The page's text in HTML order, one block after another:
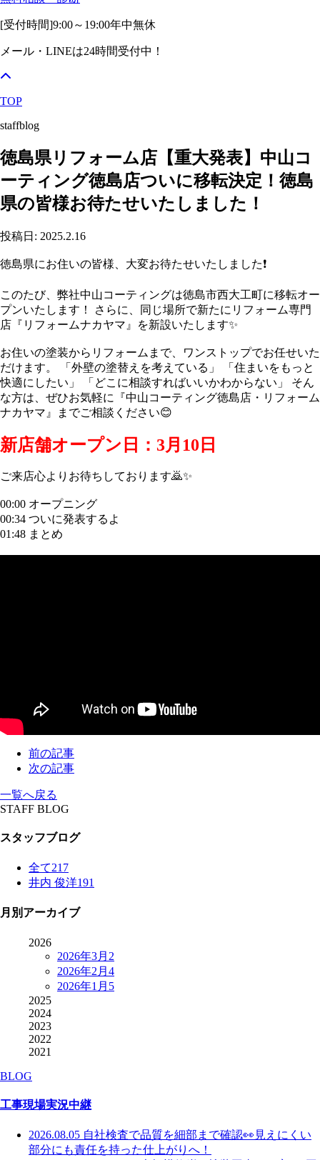
[受付時間]9:00～19:00年中無休
メール・LINEは24時間受付中！
TOP
staffblog
徳島県リフォーム店【重大発表】中山コ
ーティング徳島店ついに移転決定！徳島
県の皆様お待たせいたしました！
投稿日: 2025.2.16
徳島県にお住いの皆様、大変お待たせいたしました❗
このたび、弊社中山コーティングは徳島市西大工町に移転オー
プンいたします！ さらに、同じ場所で新たにリフォーム専門
店『リフォームナカヤマ』を新設いたします✨
お住いの塗装からリフォームまで、ワンストップでお任せいた
だけます。 「外壁の塗替えを考えている」 「住まいをもっと
快適にしたい」 「どこに相談すればいいかわからない」 そん
な方は、ぜひお気軽に『中山コーティング徳島店・リフォーム
ナカヤマ』までご相談ください😊
新店舗オープン日：3月10日
ご来店心よりお待ちしております🙇✨
00:00 オープニング
00:34 ついに発表するよ
01:48 まとめ
前の記事
次の記事
一覧へ戻る
STAFF BLOG
スタッフブログ
全て217
井内 俊洋191
月別アーカイブ
2026
2026年3月 2
2026年2月 4
2026年1月 5
2025
2024
2023
2022
2021
BLOG
工事現場実況中継
2026.08.05 自社検査で品質を細部まで確認👀見えにくい
部分にも責任を持った仕上がりへ！